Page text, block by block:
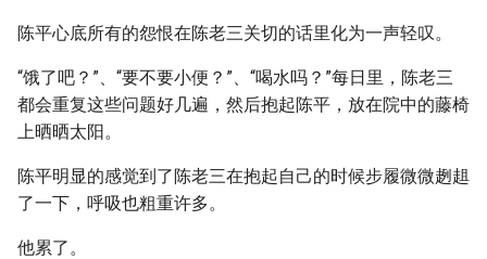
陈平心底所有的怨恨在陈老三关切的话里化为一声轻叹。
“饿了吧？”、“要不要小便？”、“喝水吗？”每日里，陈老三
都会重复这些问题好几遍，然后抱起陈平，放在院中的藤椅
上晒晒太阳。
陈平明显的感觉到了陈老三在抱起自己的时候步履微微趔趄
了一下，呼吸也粗重许多。
他累了。